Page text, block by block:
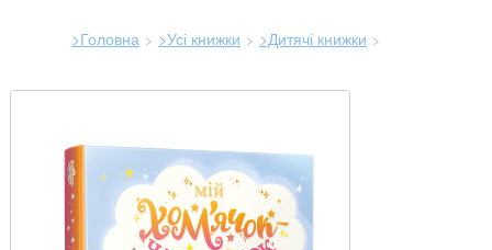
>Головна >Усі книжки
>Дитячі книжки
тут: